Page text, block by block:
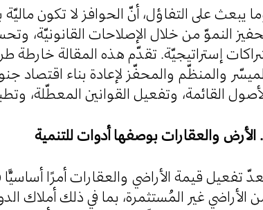
يبعث على التفاؤل، أنّ الحوافز لا تكون
النموّ من خلال الإصلاحات القانونيّة،
إستراتيجيّة. تقدّم هذه المقالة خارطة
والمنظّم والمحفّز لإعادة بناء
القائمة، وتفعيل القوانين المعطّلة،
تفعيل قيمة الأراضي والعقارات أمرًا
الأراضي غير المُستثمرة، بما في ذلك أملاك